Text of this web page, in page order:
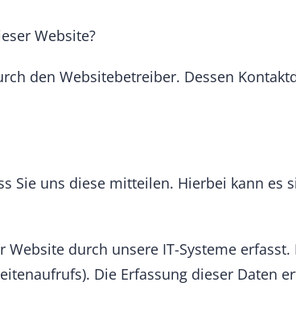
Website?
den Websitebetreiber. Dessen
Sie uns diese mitteilen. Hierbei kann
durch unsere IT-Systeme
Die Erfassung dieser Daten